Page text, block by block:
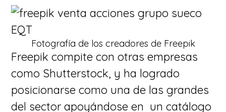
Fotografía de los creadores de Freepik
Freepik compite con otras empresas
como Shutterstock, y ha logrado
posicionarse como una de las grandes
del sector apoyándose en un catálogo